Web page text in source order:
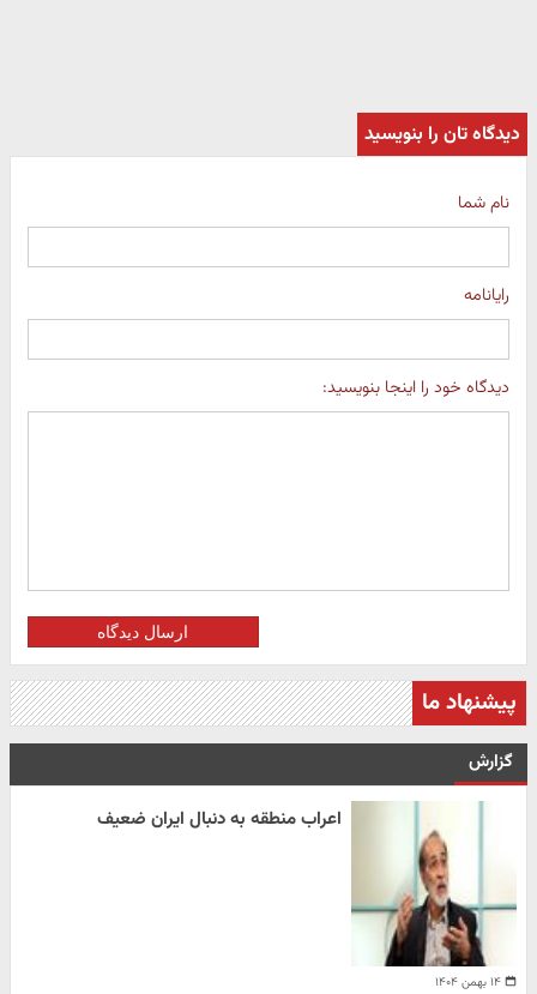
دیدگاه تان را بنویسید
نام شما
رایانامه
دیدگاه خود را اینجا بنویسید:
ارسال دیدگاه
پیشنهاد ما
گزارش
۱۴ بهمن ۱۴۰۴
اعراب منطقه به دنبال ایران ضعیف